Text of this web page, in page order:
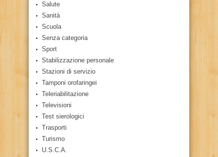
Salute
Sanità
Scuola
Senza categoria
Sport
Stabilizzazione personale
Stazioni di servizio
Tamponi orofaringei
Teleriabilitazione
Televisioni
Test sierologici
Trasporti
Turismo
U.S.C.A.